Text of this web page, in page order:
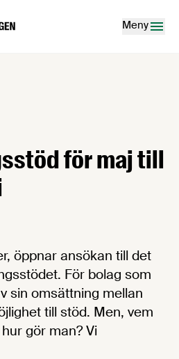
startsidan
Meny
för maj till
öppnar ansökan till det
För bolag som
sin omsättning mellan
till stöd. Men, vem
gör man? Vi